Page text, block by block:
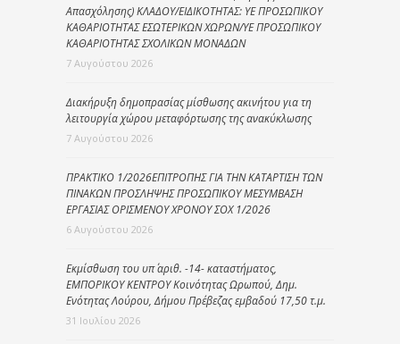
Απασχόλησης) ΚΛΑΔΟΥ/ΕΙΔΙΚΟΤΗΤΑΣ: ΥΕ ΠΡΟΣΩΠΙΚΟΥ
ΚΑΘΑΡΙΟΤΗΤΑΣ ΕΣΩΤΕΡΙΚΩΝ ΧΩΡΩΝ/ΥΕ ΠΡΟΣΩΠΙΚΟΥ
ΚΑΘΑΡΙΟΤΗΤΑΣ ΣΧΟΛΙΚΩΝ ΜΟΝΑΔΩΝ
7 Αυγούστου 2026
Διακήρυξη δημοπρασίας μίσθωσης ακινήτου για τη
λειτουργία χώρου μεταφόρτωσης της ανακύκλωσης
7 Αυγούστου 2026
ΠΡΑΚΤΙΚΟ 1/2026ΕΠΙΤΡΟΠΗΣ ΓΙΑ ΤΗΝ ΚΑΤΑΡΤΙΣΗ ΤΩΝ
ΠΙΝΑΚΩΝ ΠΡΟΣΛΗΨΗΣ ΠΡΟΣΩΠΙΚΟΥ ΜΕΣΥΜΒΑΣΗ
ΕΡΓΑΣΙΑΣ ΟΡΙΣΜΕΝΟΥ ΧΡΟΝΟΥ ΣΟΧ 1/2026
6 Αυγούστου 2026
Εκμίσθωση του υπ΄ αριθ. -14- καταστήματος,
ΕΜΠΟΡΙΚΟΥ ΚΕΝΤΡΟΥ Κοινότητας Ωρωπού, Δημ.
Ενότητας Λούρου, Δήμου Πρέβεζας εμβαδού 17,50 τ.μ.
31 Ιουλίου 2026